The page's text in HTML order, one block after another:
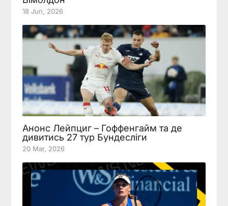
18 Jun, 2026
Анонс Лейпциг – Гоффенгайм та де
дивитись 27 тур Бундесліги
20 Mar, 2026